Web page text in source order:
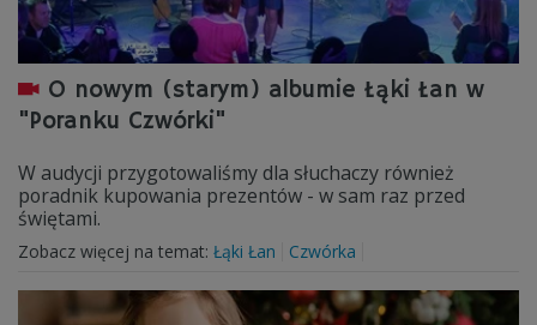
O nowym (starym) albumie Łąki Łan w
"Poranku Czwórki"
W audycji przygotowaliśmy dla słuchaczy również
poradnik kupowania prezentów - w sam raz przed
świętami.
Zobacz więcej na temat: Łąki Łan Czwórka